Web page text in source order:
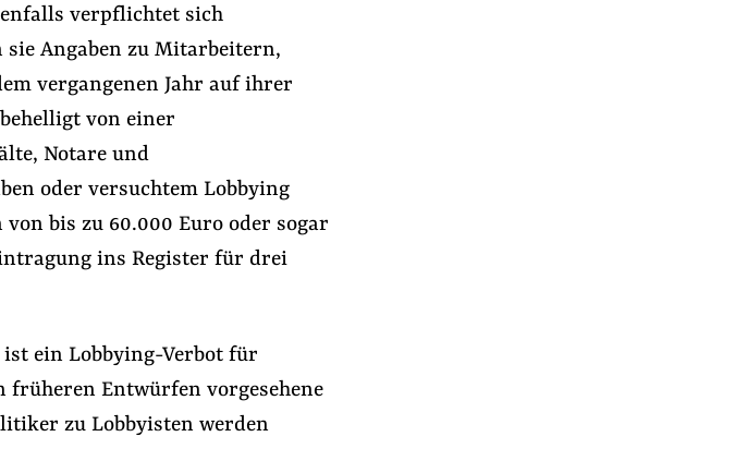
verpflichtet sich
Angaben zu Mitarbeitern,
vergangenen Jahr auf ihrer
von einer
Notare und
oder versuchtem Lobbying
bis zu 60.000 Euro oder sogar
ins Register für drei
ein Lobbying-Verbot für
Entwürfen vorgesehene
zu Lobbyisten werden